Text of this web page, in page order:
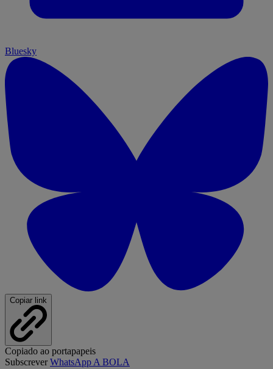
Bluesky
Copiar link
Copiado ao portapapeis
SubscreverWhatsApp A BOLA